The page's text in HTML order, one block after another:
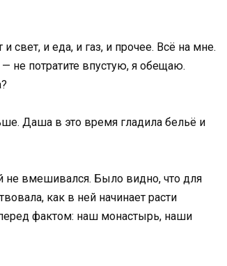
и еда, и газ, и прочее. Всё на мне.
не потратите впустую, я обещаю.
Даша в это время гладила бельё и
не вмешивался. Было видно, что для
как в ней начинает расти
фактом: наш монастырь, наши